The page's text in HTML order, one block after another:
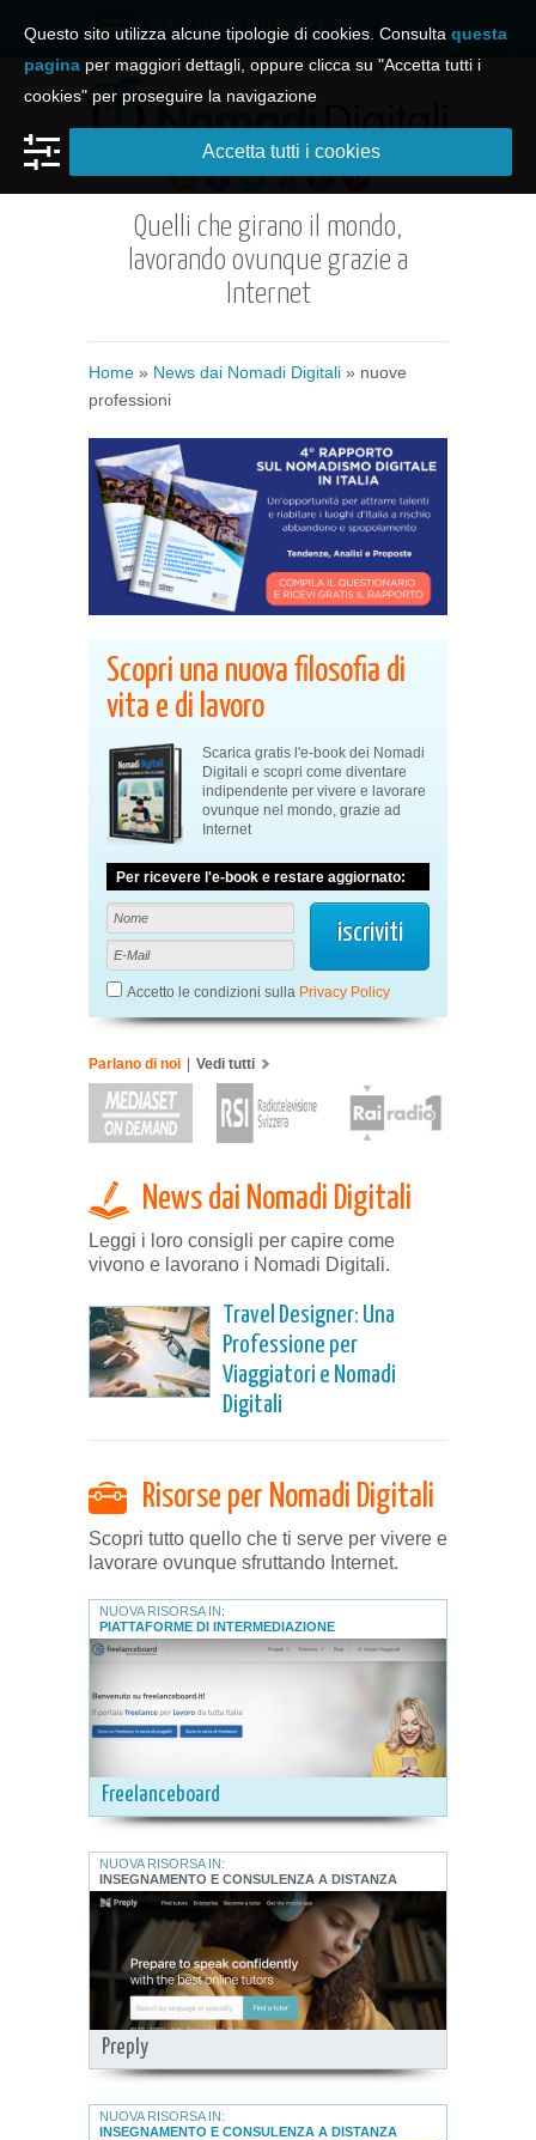
Apri il menu e naviga il sito
Quelli che girano il mondo,
lavorando ovunque grazie a
Internet
Home » News dai Nomadi Digitali » nuove
professioni
Scopri una nuova filosofia di
vita e di lavoro
Scarica gratis l'e-book dei Nomadi
Digitali e scopri come diventare
indipendente per vivere e lavorare
ovunque nel mondo, grazie ad
Internet
Per ricevere l'e-book e restare aggiornato:
Accetto le condizioni sulla Privacy Policy
Parlano di noi | Vedi tutti
News dai Nomadi Digitali
Leggi i loro consigli per capire come
vivono e lavorano i Nomadi Digitali.
Travel Designer: Una
Professione per
Viaggiatori e Nomadi
Digitali
Risorse per Nomadi Digitali
Scopri tutto quello che ti serve per vivere e
lavorare ovunque sfruttando Internet.
Freelanceboard
NUOVA RISORSA IN:
PIATTAFORME DI INTERMEDIAZIONE
Preply
NUOVA RISORSA IN:
INSEGNAMENTO E CONSULENZA A DISTANZA
NUOVA RISORSA IN:
INSEGNAMENTO E CONSULENZA A DISTANZA
Questo sito utilizza alcune tipologie di cookies. Consulta questa
pagina per maggiori dettagli, oppure clicca su "Accetta tutti i
cookies" per proseguire la navigazione
Accetta tutti i cookies